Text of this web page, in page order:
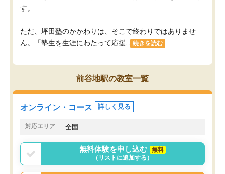
す。
ただ、坪田塾のかかわりは、そこで終わりではありませ
ん。「塾生を生涯にわたって応援...
続きを読む
前谷地駅の教室一覧
オンライン・コース 詳しく見る
対応エリア 全国
無料体験を申し込む
無料
（リストに追加する）